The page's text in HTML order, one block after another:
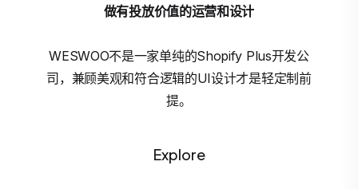
做有投放价值的运营和设计
WESWOO不是一家单纯的Shopify Plus开发公
司，兼顾美观和符合逻辑的UI设计才是轻定制前
提。
Explore